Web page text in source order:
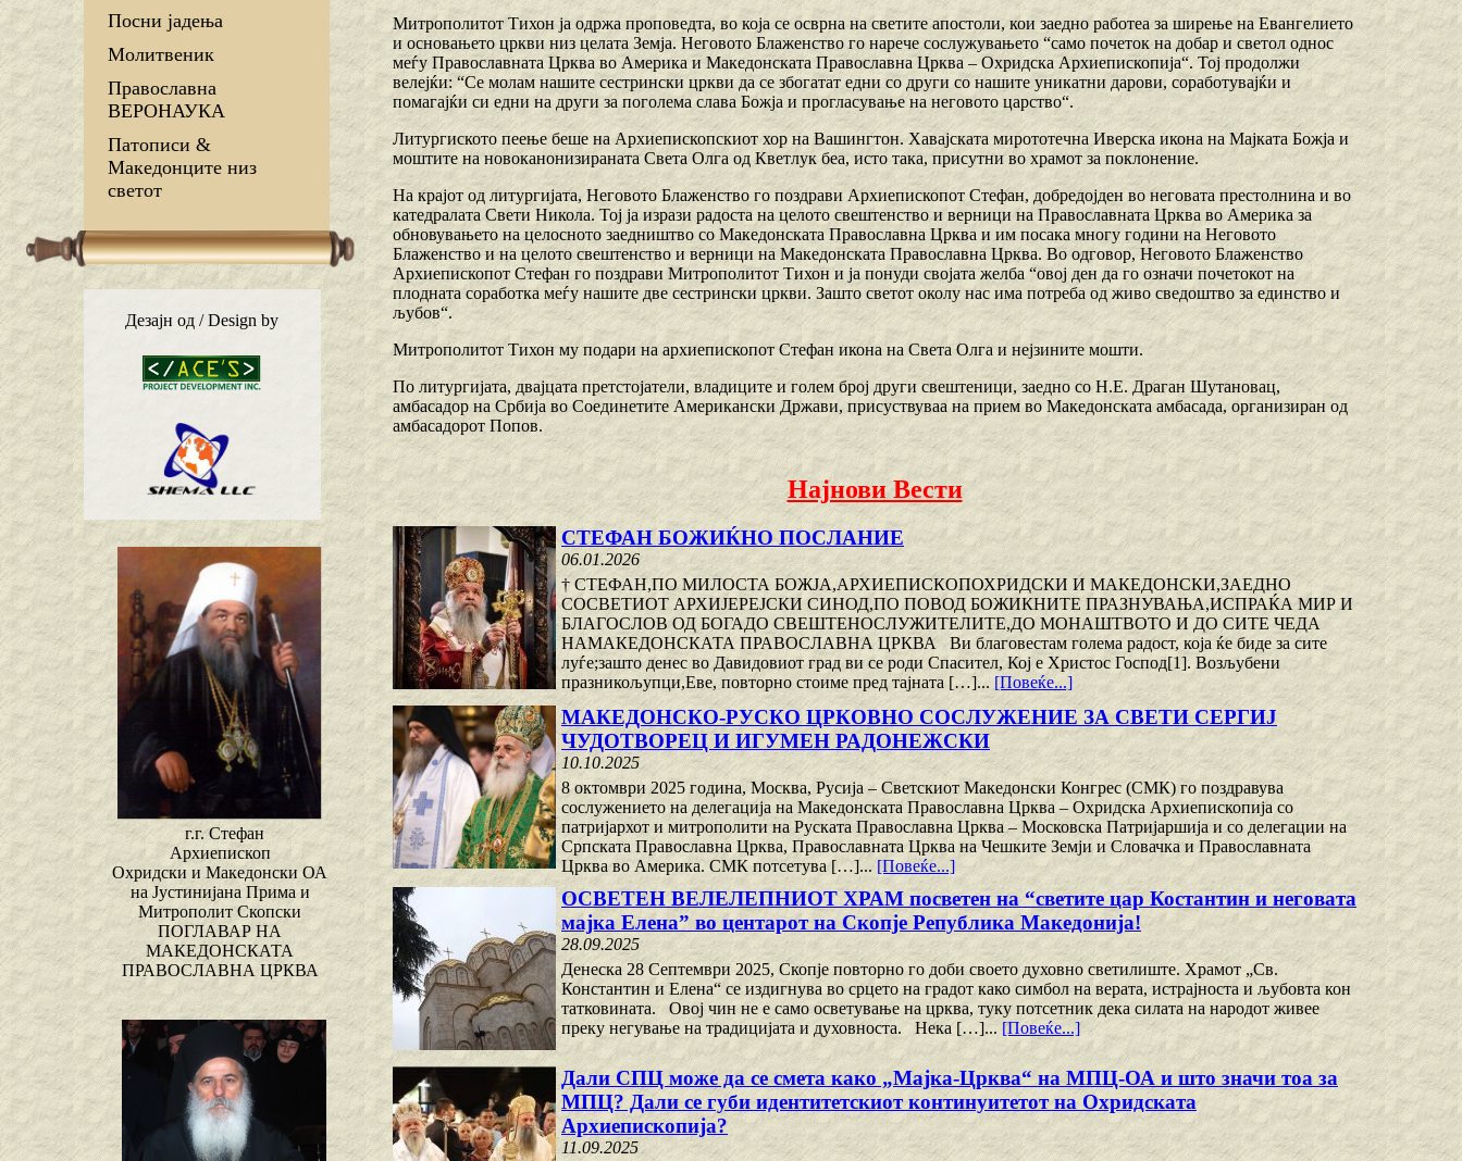
Посни јадења
Молитвеник
Православна
ВЕРОНАУКА
Патописи &
Македонците низ
светот
Дезајн од / Design by
г.г. Стефан
Архиепископ
Охридски и Македонски ОА
на Јустинијана Прима и
Митрополит Скопски
ПОГЛАВАР НА
МАКЕДОНСКАТА
ПРАВОСЛАВНА ЦРКВА
Митрополитот Тихон ја одржа проповедта, во која се осврна на светите апостоли, кои заедно работеа за ширење на Евангелието
и основањето цркви низ целата Земја. Неговото Блаженство го нарече сослужувањето “само почеток на добар и светол однос
меѓу Православната Црква во Америка и Македонската Православна Црква – Охридска Архиепископија“. Тој продолжи
велејќи: “Се молам нашите сестрински цркви да се збогатат едни со други со нашите уникатни дарови, соработувајќи и
помагајќи си едни на други за поголема слава Божја и прогласување на неговото царство“.
Литургиското пеење беше на Архиепископскиот хор на Вашингтон. Хавајската мирототечна Иверска икона на Мајката Божја и
моштите на новоканонизираната Света Олга од Кветлук беа, исто така, присутни во храмот за поклонение.
На крајот од литургијата, Неговото Блаженство го поздрави Архиепископот Стефан, добредојден во неговата престолнина и во
катедралата Свети Никола. Тој ја изрази радоста на целото свештенство и верници на Православната Црква во Америка за
обновувањето на целосното заедништво со Македонската Православна Црква и им посака многу години на Неговото
Блаженство и на целото свештенство и верници на Македонската Православна Црква. Во одговор, Неговото Блаженство
Архиепископот Стефан го поздрави Митрополитот Тихон и ја понуди својата желба “овој ден да го означи почетокот на
плодната соработка меѓу нашите две сестрински цркви. Зашто светот околу нас има потреба од живо сведоштво за единство и
љубов“.
Митрополитот Тихон му подари на архиепископот Стефан икона на Света Олга и нејзините мошти.
По литургијата, двајцата претстојатели, владиците и голем број други свештеници, заедно со Н.Е. Драган Шутановац,
амбасадор на Србија во Соединетите Американски Држави, присуствуваа на прием во Македонската амбасада, организиран од
амбасадорот Попов.
Најнови Вести
СТЕФАН БОЖИЌНО ПОСЛАНИЕ
06.01.2026
† СТЕФАН,ПО МИЛОСТА БОЖЈА,АРХИЕПИСКОПОХРИДСКИ И МАКЕДОНСКИ,ЗАЕДНО
СОСВЕТИОТ АРХИЈЕРЕЈСКИ СИНОД,ПО ПОВОД БОЖИКНИТЕ ПРАЗНУВАЊА,ИСПРАЌА МИР И
БЛАГОСЛОВ ОД БОГАДО СВЕШТЕНОСЛУЖИТЕЛИТЕ,ДО МОНАШТВОТО И ДО СИТЕ ЧЕДА
НАМАКЕДОНСКАТА ПРАВОСЛАВНА ЦРКВА Ви благовестам голема радост, која ќе биде за сите
луѓе;зашто денес во Давидовиот град ви се роди Спасител, Кој е Христос Господ[1]. Возљубени
празникољупци,Еве, повторно стоиме пред тајната […]... [Повеќе...]
МАКЕДОНСКО-РУСКО ЦРКОВНО СОСЛУЖЕНИЕ ЗА СВЕТИ СЕРГИЈ
ЧУДОТВОРЕЦ И ИГУМЕН РАДОНЕЖСКИ
10.10.2025
8 октомври 2025 година, Москва, Русија – Светскиот Македонски Конгрес (СМК) го поздравува
сослужението на делегација на Македонската Православна Црква – Охридска Архиепископија со
патријархот и митрополити на Руската Православна Црква – Московска Патријаршија и со делегации на
Српската Православна Црква, Православната Црква на Чешките Земји и Словачка и Православната
Црква во Америка. СМК потсетува […]...[Повеќе...]
ОСВЕТЕН ВЕЛЕЛЕПНИОТ ХРАМ посветен на “светите цар Костантин и неговата
мајка Елена” во центарот на Скопје Република Македонија!
28.09.2025
Денеска 28 Септември 2025, Скопје повторно го доби своето духовно светилиште. Храмот „Св.
Константин и Елена“ се издигнува во срцето на градот како симбол на верата, истрајноста и љубовта кон
татковината. Овој чин не е само осветување на црква, туку потсетник дека силата на народот живее
преку негување на традицијата и духовноста. Нека […]...[Повеќе...]
Дали СПЦ може да се смета како „Мајка-Црква“ на МПЦ-ОА и што значи тоа за
МПЦ? Дали се губи идентитетскиот континуитетот на Охридската
Архиепископија?
11.09.2025